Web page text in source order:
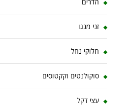
הדרים
זני מנגו
חלוקי נחל
סוקולנטים וקקטוסים
עצי דקל